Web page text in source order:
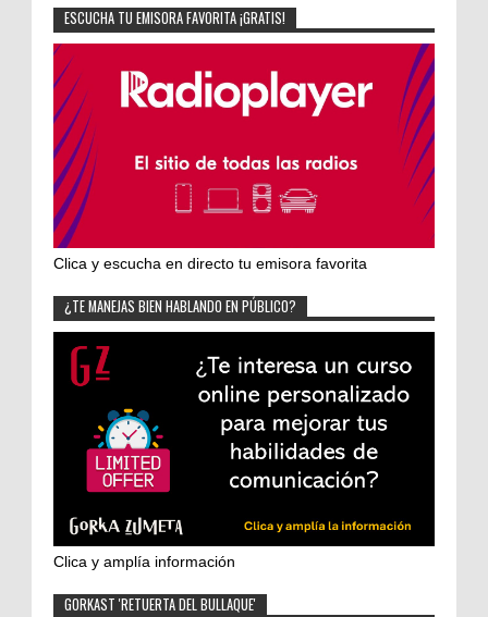
ESCUCHA TU EMISORA FAVORITA ¡GRATIS!
Clica y escucha en directo tu emisora favorita
¿TE MANEJAS BIEN HABLANDO EN PÚBLICO?
Clica y amplía información
GORKAST 'RETUERTA DEL BULLAQUE'